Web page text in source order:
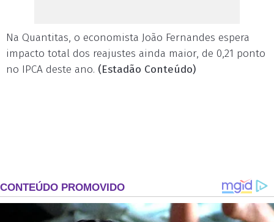
Na Quantitas, o economista João Fernandes espera
impacto total dos reajustes ainda maior, de 0,21 ponto
no IPCA deste ano. (Estadão Conteúdo)